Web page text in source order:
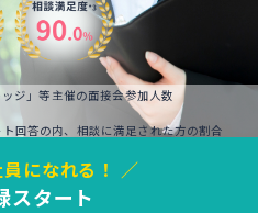
ジ」等主催の面接会参加人数
回答の内、相談に満足された方の割合
になれる！ ／
スタート